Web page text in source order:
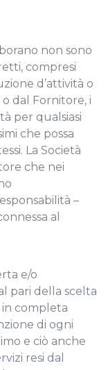
non sono
compresi
d’attività o
dal Fornitore, i
per qualsiasi
che possa
La Società
che nei
–
al
e/o
pari della scelta
completa
di ogni
e ciò anche
resi dal